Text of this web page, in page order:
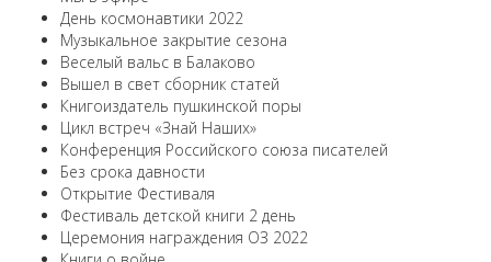
День космонавтики 2022
Музыкальное закрытие сезона
Веселый вальс в Балаково
Вышел в свет сборник статей
Книгоиздатель пушкинской поры
Цикл встреч «Знай Наших»
Конференция Российского союза писателей
Без срока давности
Открытие Фестиваля
Фестиваль детской книги 2 день
Церемония награждения ОЗ 2022